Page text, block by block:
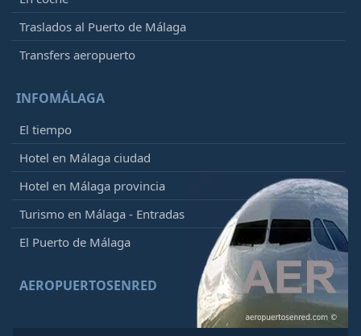
Traslados al Puerto de Málaga
Transfers aeropuerto
INFOMÁLAGA
El tiempo
Hotel en Málaga ciudad
Hotel en Málaga provincia
Turismo en Málaga - Entradas
El Puerto de Málaga
AEROPUERTOSENRED